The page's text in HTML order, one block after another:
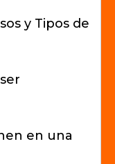
y Tipos de
en una